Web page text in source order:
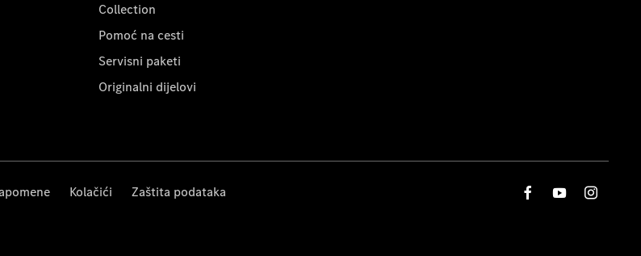
Collection
Pomoć na cesti
Servisni paketi
Originalni dijelovi
Kolačići Zaštita podataka